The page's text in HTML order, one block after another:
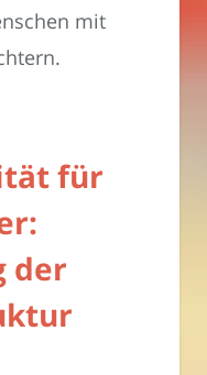
mit
für
der